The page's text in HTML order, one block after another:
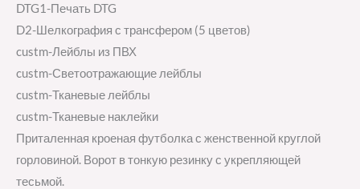
DTG1-Печать DTG
D2-Шелкография с трансфером (5 цветов)
custm-Лейблы из ПВХ
custm-Светоотражающие лейблы
custm-Тканевые лейблы
custm-Тканевые наклейки
Приталенная кроеная футболка с женственной круглой
горловиной. Ворот в тонкую резинку с укрепляющей
тесьмой.